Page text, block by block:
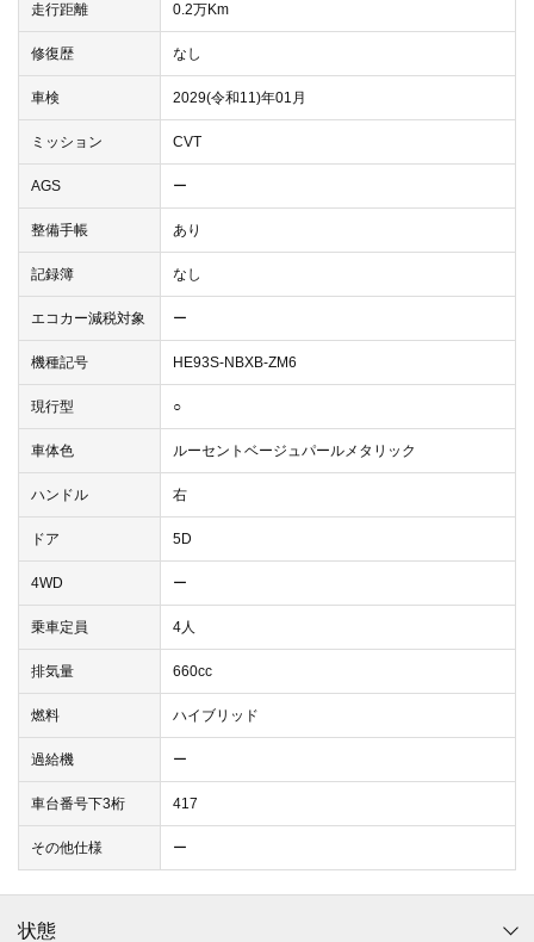
走行距離 0.2万Km
修復歴 なし
車検 2029(令和11)年01月
ミッション CVT
AGS ー
整備手帳 あり
記録簿 なし
エコカー減税対象 ー
機種記号 HE93S-NBXB-ZM6
現行型 ○
車体色 ルーセントベージュパールメタリック
ハンドル 右
ドア 5D
4WD ー
乗車定員 4人
排気量 660cc
燃料 ハイブリッド
過給機 ー
車台番号下3桁 417
その他仕様 ー
状態